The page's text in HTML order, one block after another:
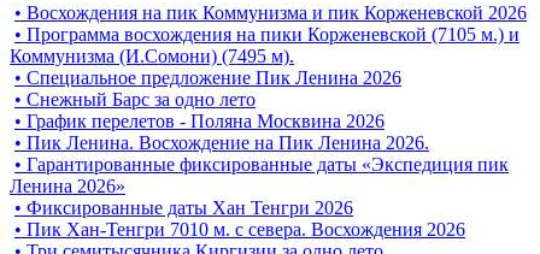
• Восхождения на пик Коммунизма и пик Корженевской 2026
• Программа восхождения на пики Корженевской (7105 м.) и
Коммунизма (И.Сомони) (7495 м).
• Специальное предложение Пик Ленина 2026
• Снежный Барс за одно лето
• График перелетов - Поляна Москвина 2026
• Пик Ленина. Восхождение на Пик Ленина 2026.
• Гарантированные фиксированные даты «Экспедиция пик
Ленина 2026»
• Фиксированные даты Хан Тенгри 2026
• Пик Хан-Тенгри 7010 м. с севера. Восхождения 2026